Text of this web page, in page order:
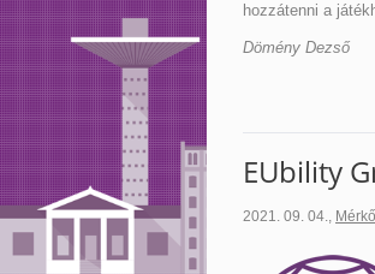
hozzátenni a
Dömény Dezső
EUbility
2021. 09. 04.,